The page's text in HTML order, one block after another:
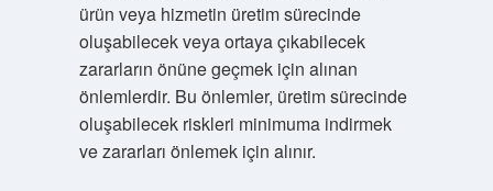
ürün veya hizmetin üretim sürecinde
oluşabilecek veya ortaya çıkabilecek
zararların önüne geçmek için alınan
önlemlerdir. Bu önlemler, üretim sürecinde
oluşabilecek riskleri minimuma indirmek
ve zararları önlemek için alınır.